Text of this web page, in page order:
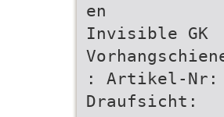
en
Invisible GK
: Artikel-Nr:
Draufsicht: